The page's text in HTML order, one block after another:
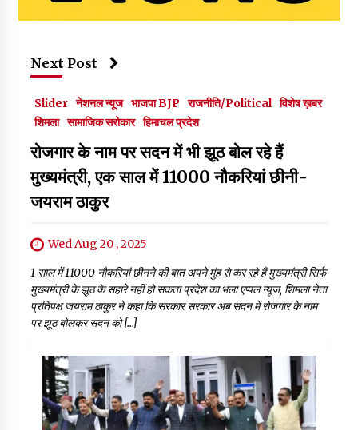
Next Post
Slider नेशनल न्यूज भाजपा BJP राजनीति/Political विशेष ख़बर
शिमला सामाजिक सरोकार हिमाचल प्रदेश
रोजगार के नाम पर सदन में भी झूठ बोल रहे हैं
मुख्यमंत्री, एक साल में 11000 नौकरियां छीनी-
जयराम ठाकुर
Wed Aug 20 , 2025
1 साल में 11000 नौकरियां छीनने की बात अपने मुंह से कर रहे हैं मुख्यमंत्री सिर्फ
मुख्यमंत्री के झूठ के सहारे नहीं हो सकता प्रदेश का भला एप्पल न्यूज, शिमला नेता
प्रतिपक्ष जयराम ठाकुर ने कहा कि सरकार सरकार अब सदन में रोजगार के नाम
पर झूठ बोलकर सदन को […]